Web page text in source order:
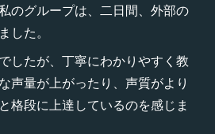
のグループは、二日間、外部の
した。
したが、丁寧にわかりやすく教
声量が上がったり、声質がより
格段に上達しているのを感じま